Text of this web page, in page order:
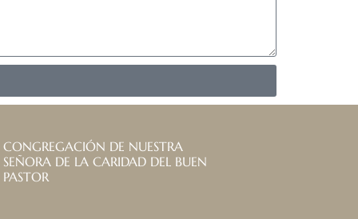
CONGREGACIÓN DE NUESTRA
SEÑORA DE LA CARIDAD DEL BUEN
PASTOR